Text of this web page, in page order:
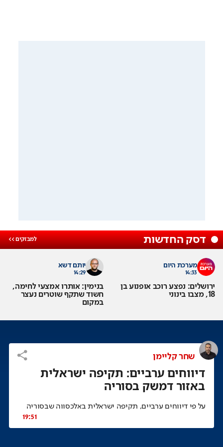
דסק החדשות
מערכת היום
14:33
ירושלים: נפצע רוכב אופנוע בן
18, מצבו בינוני
יותם דשא
14:29
בנימין: אותרו אמצעי לחימה,
חשוד שתקף שוטרים נעצר
במקום
דיווחים ערביים: תקיפה ישראלית
באזור דמשק בסוריה
שחר קליימן
19:51
על פי דיווחים ערביים, תקיפה ישראלית באלכסווה שבסוריה